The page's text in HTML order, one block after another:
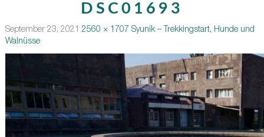
DSC01693
September 23, 2021 2560 × 1707 Syunik – Trekkingstart, Hunde und
Walnüsse